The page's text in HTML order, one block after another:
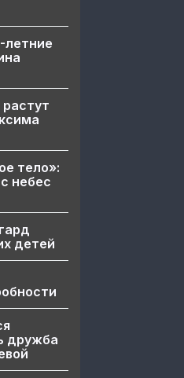
летние
тело»:
небес
детей
дружба